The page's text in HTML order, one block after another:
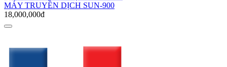
MÁY TRUYỀN DỊCH SUN-900
18,000,000đ